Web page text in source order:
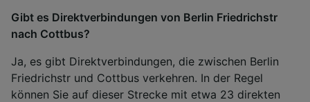
Gibt es Direktverbindungen von Berlin Friedrichstr
nach Cottbus?
Ja, es gibt Direktverbindungen, die zwischen Berlin
Friedrichstr und Cottbus verkehren. In der Regel
können Sie auf dieser Strecke mit etwa 23 direkten